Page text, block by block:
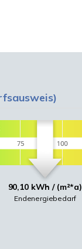
90,10 kWh / (m²*a)
Endenergiebedarf